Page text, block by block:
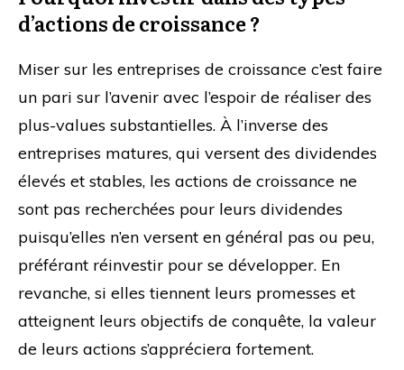
d’actions de croissance ?
Miser sur les entreprises de croissance c’est faire
un pari sur l’avenir avec l’espoir de réaliser des
plus-values substantielles. À l’inverse des
entreprises matures, qui versent des dividendes
élevés et stables, les actions de croissance ne
sont pas recherchées pour leurs dividendes
puisqu’elles n’en versent en général pas ou peu,
préférant réinvestir pour se développer. En
revanche, si elles tiennent leurs promesses et
atteignent leurs objectifs de conquête, la valeur
de leurs actions s’appréciera fortement.